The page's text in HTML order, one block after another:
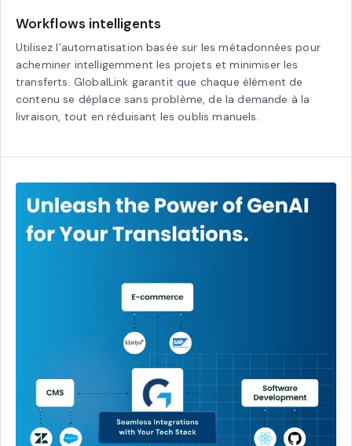
Workflows intelligents
Utilisez l’automatisation basée sur les métadonnées pour
acheminer intelligemment les projets et minimiser les
transferts. GlobalLink garantit que chaque élément de
contenu se déplace sans problème, de la demande à la
livraison, tout en réduisant les oublis manuels.